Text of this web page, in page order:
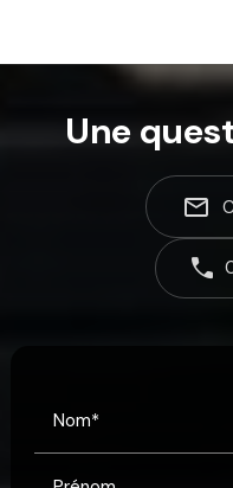
Une
mail_outline
Nom*